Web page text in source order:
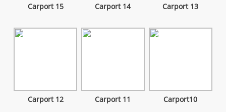
Carport 15 Carport 14 Carport 13
Carport 12 Carport 11 Carport10